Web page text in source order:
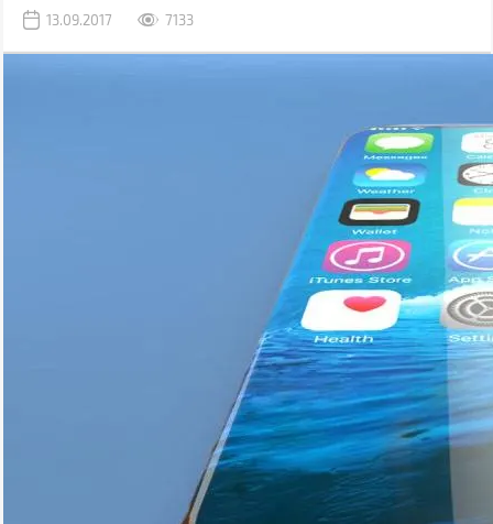
водонепроницаемость, но все также уязвимы к механическим
13.09.2017 7133